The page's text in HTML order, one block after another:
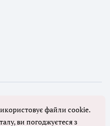
яких матеріалів порталу,
оглядів допускаються лише з
файли cookie.
ви погоджуєтеся з